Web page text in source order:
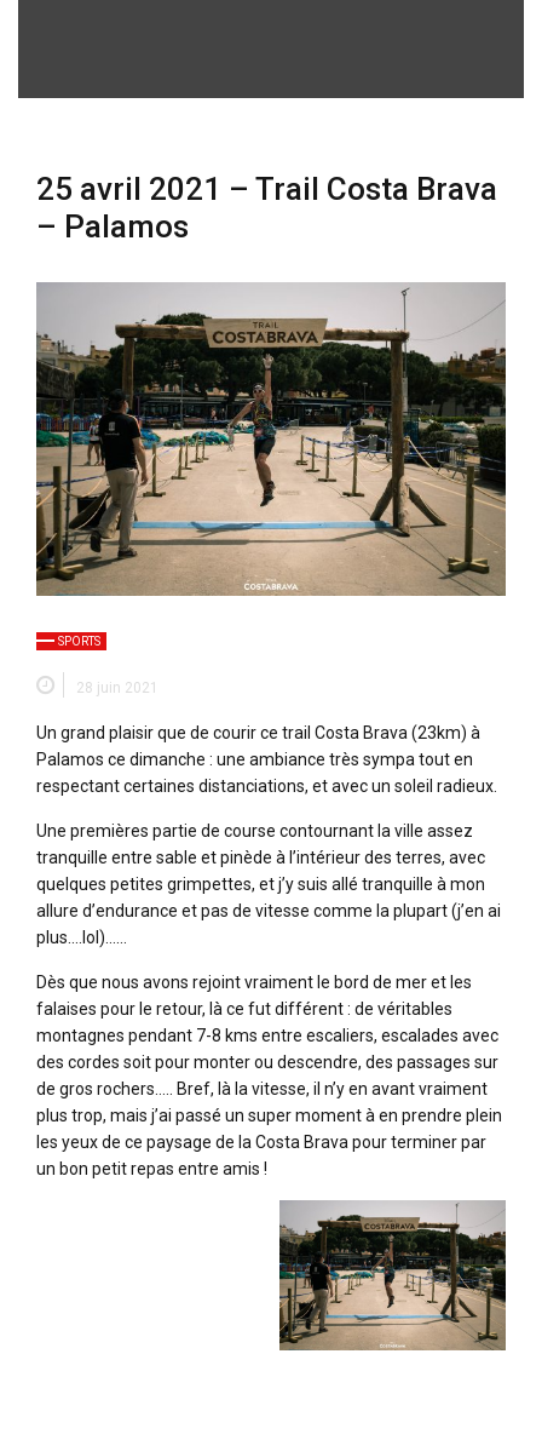
25 avril 2021 – Trail Costa Brava
– Palamos
SPORTS
28 juin 2021
Un grand plaisir que de courir ce trail Costa Brava (23km) à
Palamos ce dimanche : une ambiance très sympa tout en
respectant certaines distanciations, et avec un soleil radieux.
Une premières partie de course contournant la ville assez
tranquille entre sable et pinède à l’intérieur des terres, avec
quelques petites grimpettes, et j’y suis allé tranquille à mon
allure d’endurance et pas de vitesse comme la plupart (j’en ai
plus….lol)……
Dès que nous avons rejoint vraiment le bord de mer et les
falaises pour le retour, là ce fut différent : de véritables
montagnes pendant 7-8 kms entre escaliers, escalades avec
des cordes soit pour monter ou descendre, des passages sur
de gros rochers….. Bref, là la vitesse, il n’y en avant vraiment
plus trop, mais j’ai passé un super moment à en prendre plein
les yeux de ce paysage de la Costa Brava pour terminer par
un bon petit repas entre amis !